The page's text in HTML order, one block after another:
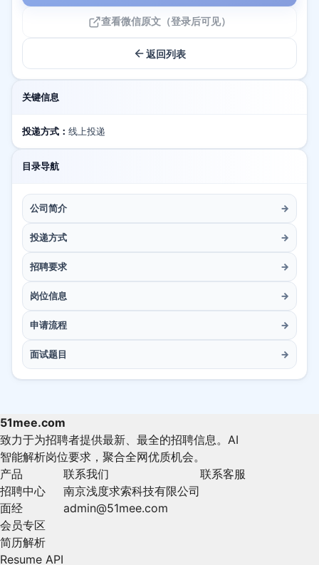
查看微信原文（登录后可见）
返回列表
关键信息
投递方式： 线上投递
目录导航
公司简介 →
投递方式 →
招聘要求 →
岗位信息 →
申请流程 →
面试题目 →
51mee.com
致力于为招聘者提供最新、最全的招聘信息。AI
智能解析岗位要求，聚合全网优质机会。
产品
招聘中心
面经
会员专区
简历解析
Resume API
联系我们
南京浅度求索科技有限公司
admin@51mee.com
联系客服